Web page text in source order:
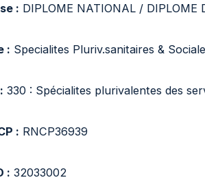
: DIPLOME NATIONAL / DIPLOME
: Specialites Pluriv.sanitaires &
330 : Spécialites plurivalentes des
: RNCP36939
: 32033002